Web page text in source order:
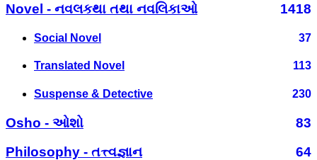
Novel - નવલકથા તથા નવલિકાઓ
1418
Social Novel 37
Translated Novel 113
Suspense & Detective 230
Osho - ઓશો
83
Philosophy - તત્ત્વજ્ઞાન
64